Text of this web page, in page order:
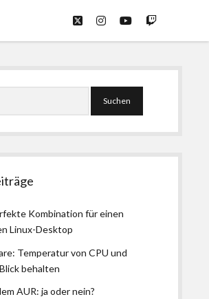
twitterinstagram
youtubetwitch
Kombination für einen
Linux-Desktop
Temperatur von CPU und
behalten
AUR: ja oder nein?